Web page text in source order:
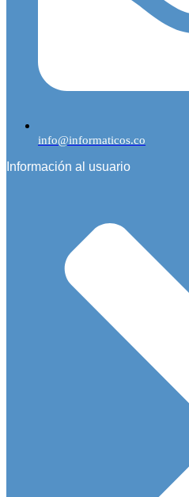
info@informaticos.co
Información al usuario